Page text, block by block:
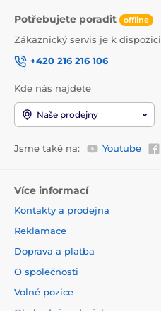
Potřebujete poradit offline
Zákaznický servis je k dispozici
+420 216 216 106
Kde nás najdete
Naše prodejny
Jsme také na: Youtube
Více informací
Kontakty a prodejna
Reklamace
Doprava a platba
O společnosti
Volné pozice